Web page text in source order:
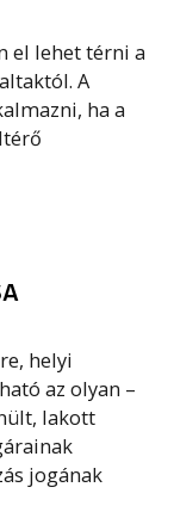
el lehet térni a
A
ha a
helyi
az olyan –
lakott
jogának